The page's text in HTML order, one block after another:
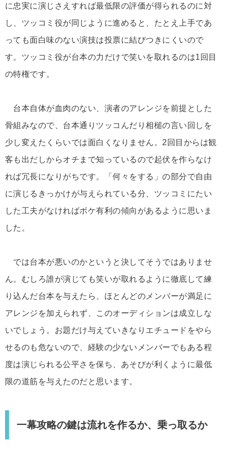
に忠実に演じさえすれば最低限の評価が得られるのに対
し、ツッコミ役が同じように進めると、たとえ上手であ
っても面白味のない演技は投票に結びつきにくいので
す。ツッコミ役が台本の力だけで笑いを取れるのは1回目
の特権です。
台本自体が血肉のない、演者のアレンジを前提とした
骨組みなので、台本通りツッコんだり相槌の言い回しを
少し変えたくらいでは面白くなりません。2回目からは観
客も出だしからオチまで知っているので起伏を作らなけ
れば冗長になりがちです。「何々をする」の部分で自由
に演じるきっかけが与えられている分、ツッコミにたい
した工夫がなければボケ有利の傾向があるように思いま
した。
では台本が悪いのかというと決してそうではありませ
ん。むしろ誰が演じても笑いが取れるように徹底して練
り込んだ台本を与えたら、ほとんどのメンバーが満足に
アレンジを加えられず、このオーディションは成立しな
いでしょう。お題だけ与えていきなりエチュードをやら
せるのも危ないので、経験の少ないメンバーでもある程
度は演じられる公平さを保ち、あそびが利くように最低
限の道筋を与えたのだと思います。
一幕攻略の鍵は流れを作るか、乗っ取るか